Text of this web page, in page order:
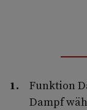
Funktion
Dampf